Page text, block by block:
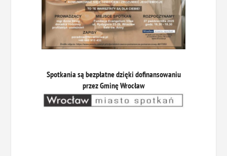
Spotkania są bezpłatne dzięki dofinansowaniu
przez Gminę Wrocław